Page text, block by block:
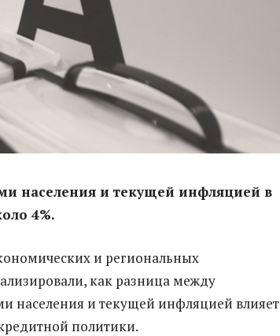
населения и текущей инфляцией в
4%.
и региональных
как разница между
и текущей инфляцией влияет
политики.